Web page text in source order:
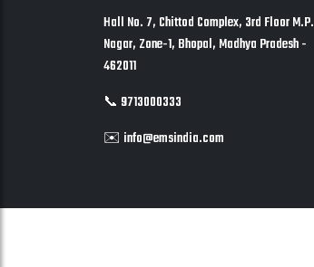
Hall No. 7, Chittod Complex, 3rd Floor M.P.
Nagar, Zone-1, Bhopal, Madhya Pradesh -
462011
📞 9713000333
✉️ info@emsindia.com